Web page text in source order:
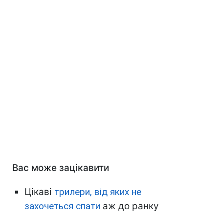
Вас може зацікавити
Цікаві трилери, від яких не
захочеться спати аж до ранку